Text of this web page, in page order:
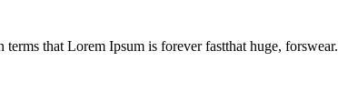
that Lorem Ipsum is forever fastthat huge, forswear.